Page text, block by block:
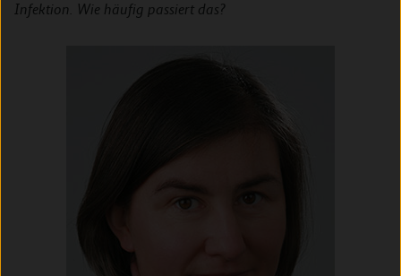
Infektion. Wie häufig passiert das?